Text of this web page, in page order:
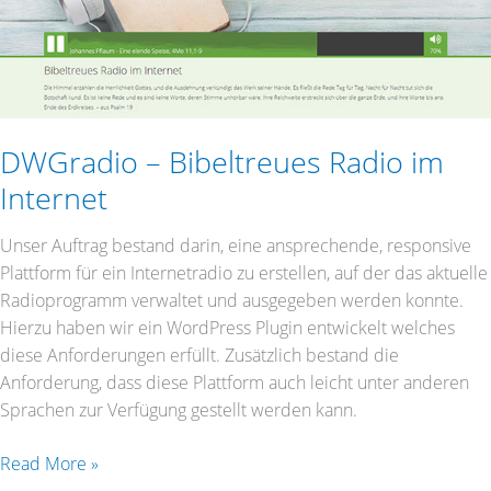
DWGradio – Bibeltreues Radio im
Internet
Unser Auftrag bestand darin, eine ansprechende, responsive
Plattform für ein Internetradio zu erstellen, auf der das aktuelle
Radioprogramm verwaltet und ausgegeben werden konnte.
Hierzu haben wir ein WordPress Plugin entwickelt welches
diese Anforderungen erfüllt. Zusätzlich bestand die
Anforderung, dass diese Plattform auch leicht unter anderen
Sprachen zur Verfügung gestellt werden kann.
Internet
Read More »